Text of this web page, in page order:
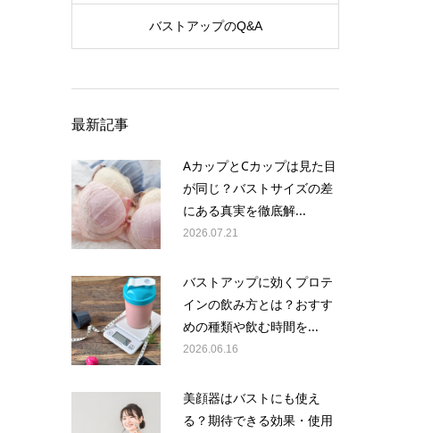
バストアップのQ&A
最新記事
AカップとCカップは見た目
が同じ？バストサイズの差
にある真実を徹底解...
2026.07.21
バストアップに効くプロテ
インの飲み方とは？おすす
めの種類や飲む時間を...
2026.06.16
美顔器はバストにも使え
る？期待できる効果・使用